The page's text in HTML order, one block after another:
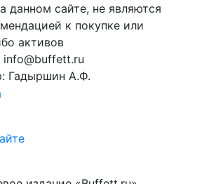
данном сайте, не являются
к покупке или
активов
info@buffett.ru
Гадыршин А.Ф.